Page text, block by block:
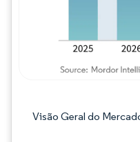
Visão Geral do